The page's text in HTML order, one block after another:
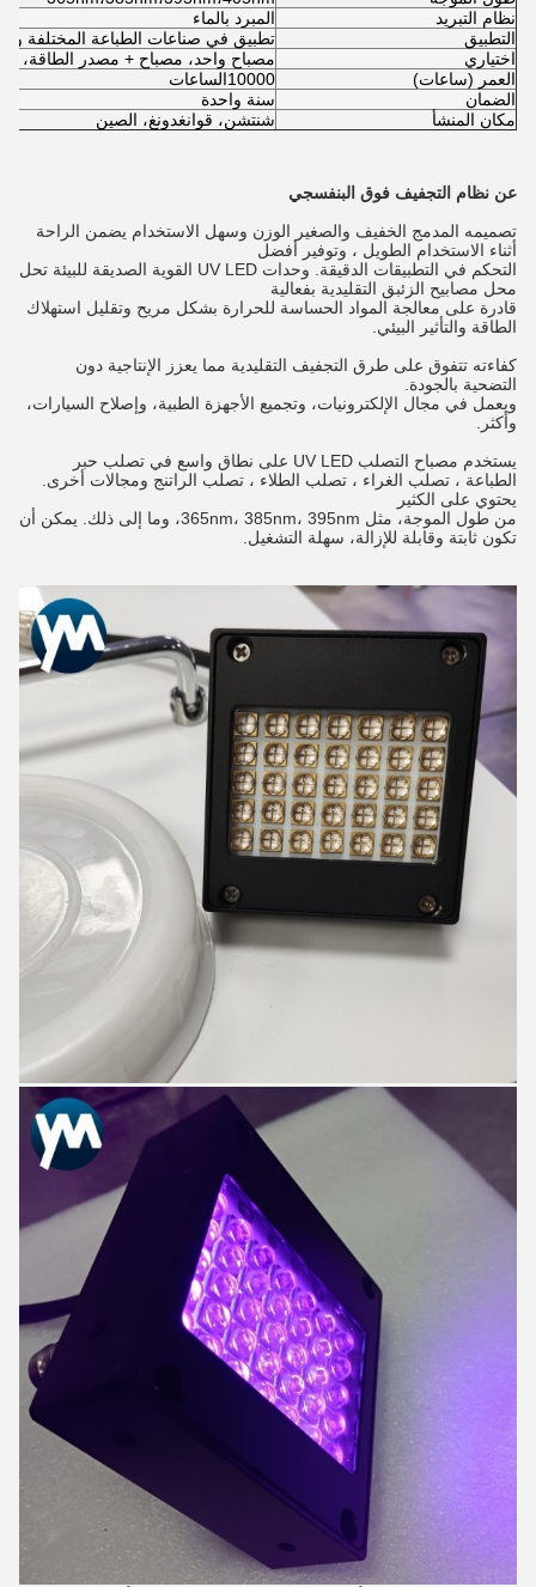
نظام التبريد
المبرد بالماء
التطبيق
تطبيق في صناعات الطباعة المختلفة
اختياري
مصباح واحد، مصباح + مصدر الطاقة،
العمر (ساعات)
10000الساعات
الضمان
سنة واحدة
مكان المنشأ
شنتشن، قوانغدونغ، الصين
عن نظام التجفيف فوق البنفسجي
تصميمه المدمج الخفيف والصغير الوزن وسهل الاستخدام يضمن الراحة
أثناء الاستخدام الطويل ، وتوفير أفضل
التحكم في التطبيقات الدقيقة. وحدات UV LED القوية الصديقة للبيئة تحل
محل مصابيح الزئبق التقليدية بفعالية
قادرة على معالجة المواد الحساسة للحرارة بشكل مريح وتقليل استهلاك
الطاقة والتأثير البيئي.
كفاءته تتفوق على طرق التجفيف التقليدية مما يعزز الإنتاجية دون
التضحية بالجودة.
ويعمل في مجال الإلكترونيات، وتجميع الأجهزة الطبية، وإصلاح السيارات،
وأكثر.
يستخدم مصباح التصلب UV LED على نطاق واسع في تصلب حبر
الطباعة ، تصلب الغراء ، تصلب الطلاء ، تصلب الراتنج ومجالات أخرى.
يحتوي على الكثير
من طول الموجة، مثل 365nm، 385nm، 395nm، وما إلى ذلك. يمكن أن
تكون ثابتة وقابلة للإزالة، سهلة التشغيل.